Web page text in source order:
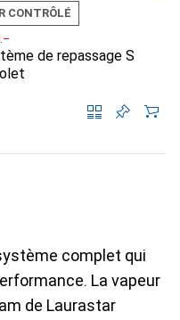
CONTRÔLÉ
de repassage S
complet qui
La vapeur
de Laurastar